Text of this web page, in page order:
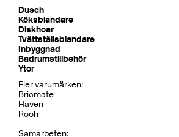
Dusch
Köksblandare
Diskhoar
Tvättställsblandare
Inbyggnad
Badrumstillbehör
Ytor
Fler varumärken:
Bricmate
Haven
Rooh
Samarbeten: